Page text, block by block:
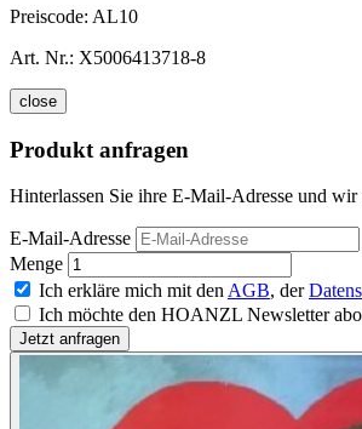
Preiscode: AL10
Art. Nr.: X5006413718-8
close
Produkt anfragen
Hinterlassen Sie ihre E-Mail-Adresse und
E-Mail-Adresse
Menge
Ich erkläre mich mit den AGB, der
Ich möchte den HOANZL Newsletter